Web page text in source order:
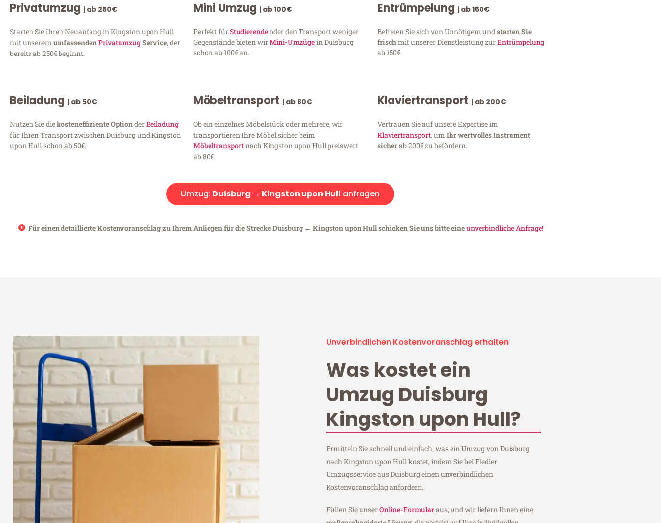
Privatumzug | ab 250€
Starten Sie Ihren Neuanfang in Kingston upon Hull
mit unserem umfassendenPrivatumzugService, der
bereits ab 250€ beginnt.
Mini Umzug | ab 100€
Perfekt fürStudierendeoder den Transport weniger
Gegenstände bieten wirMini-Umzügein Duisburg
schon ab 100€ an.
Entrümpelung | ab 150€
Befreien Sie sich von Unnötigem undstarten Sie
frischmit unserer Dienstleistung zurEntrümpelung
ab 150€.
Beiladung | ab 50€
Nutzen Sie diekosteneffiziente OptionderBeiladung
für Ihren Transport zwischen Duisburg und Kingston
upon Hull schon ab 50€.
Möbeltransport | ab 80€
Ob ein einzelnes Möbelstück oder mehrere, wir
transportieren Ihre Möbel sicher beim
Möbeltransportnach Kingston upon Hull preiswert
ab 80€.
Klaviertransport | ab 200€
Vertrauen Sie auf unsere Expertise im
Klaviertransport, um Ihr wertvolles Instrument
sicherab 200€ zu befördern.
Umzug: Duisburg → Kingston upon Hull anfragen
Für einen detaillierte Kostenvoranschlag zu Ihrem Anliegen für die Strecke Duisburg → Kingston upon Hull schicken Sie uns bitte eineunverbindliche Anfrage!
Unverbindlichen Kostenvoranschlag erhalten
Was kostet ein
Umzug Duisburg
Kingston upon Hull?
Ermitteln Sie schnell und einfach, was ein Umzug von Duisburg
nach Kingston upon Hull kostet, indem Sie bei Fiedler
Umzugsservice aus Duisburg einen unverbindlichen
Kostenvoranschlag anfordern.
Füllen Sie unserOnline-Formularaus, und wir liefern Ihnen eine